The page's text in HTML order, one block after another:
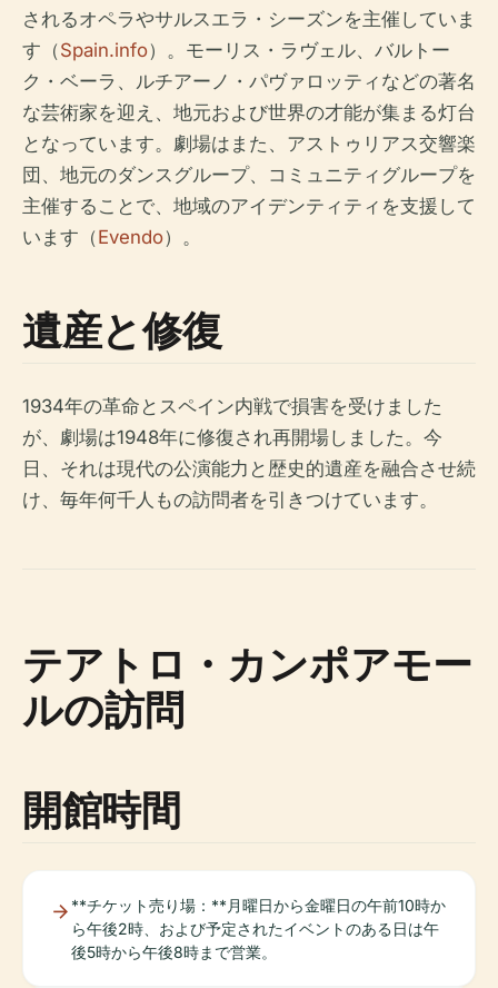
されるオペラやサルスエラ・シーズンを主催していま
す（Spain.info）。モーリス・ラヴェル、バルトー
ク・ベーラ、ルチアーノ・パヴァロッティなどの著名
な芸術家を迎え、地元および世界の才能が集まる灯台
となっています。劇場はまた、アストゥリアス交響楽
団、地元のダンスグループ、コミュニティグループを
主催することで、地域のアイデンティティを支援して
います（Evendo）。
遺産と修復
1934年の革命とスペイン内戦で損害を受けました
が、劇場は1948年に修復され再開場しました。今
日、それは現代の公演能力と歴史的遺産を融合させ続
け、毎年何千人もの訪問者を引きつけています。
テアトロ・カンポアモー
ルの訪問
開館時間
**チケット売り場：**月曜日から金曜日の午前10時か
ら午後2時、および予定されたイベントのある日は午
後5時から午後8時まで営業。